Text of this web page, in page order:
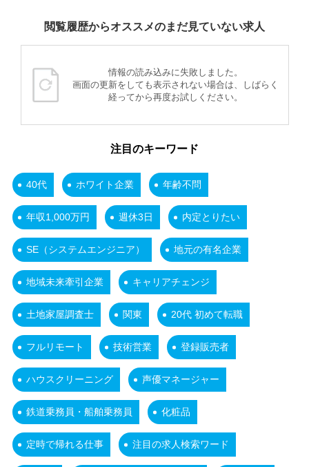
閲覧履歴からオススメのまだ見ていない求人
情報の読み込みに失敗しました。
画面の更新をしても表示されない場合は、しばらく
経ってから再度お試しください。
注目のキーワード
40代 ホワイト企業 年齢不問
年収1,000万円 週休3日 内定とりたい
SE（システムエンジニア） 地元の有名企業
地域未来牽引企業 キャリアチェンジ
土地家屋調査士 関東 20代 初めて転職
フルリモート 技術営業 登録販売者
ハウスクリーニング 声優マネージャー
鉄道乗務員・船舶乗務員 化粧品
定時で帰れる仕事 注目の求人検索ワード